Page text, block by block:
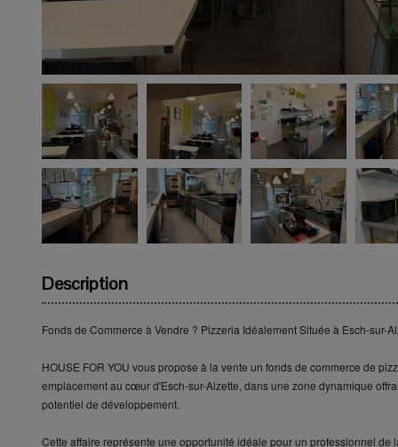
Description
Fonds de Commerce à Vendre ? Pizzeria Idéalement Située à Esch-sur-
HOUSE FOR YOU vous propose à la vente un fonds de commerce de
emplacement au cœur d'Esch-sur-Alzette, dans une zone dynamique
potentiel de développement.
Cette affaire représente une opportunité idéale pour un professionnel de